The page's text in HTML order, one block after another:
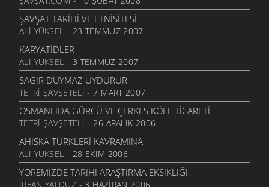
KÜLTÜR VE SANAT - 23 MAYIS 2006
TEŞTININ DIBI
KÜLTÜR VE SANAT- 9 MAYIS 2006
KENDI MÜZEMIZI KENDIMIZ KURALIM
KÜLTÜR VE SANAT- 4 MAYIS 2006
UNUTTUKLARIMIZ...
KÜLTÜR VE SANAT - 28 NISAN 2006
FURUÇ DÜŞÜRDÜM
KÜLTÜR VE SANAT - 13 NISAN 2006
ŞAVŞAT TARIHI VE ETNISITESI
ALI YÜKSEL - 23 TEMMUZ 2007
KARYATIDLER
ALI YÜKSEL - 3 TEMMUZ 2007
SAĞIR DUYMAZ UYDURUR
TETRI ŞAVŞETELI - 7 MART 2007
OSMANLIDA GÜRCÜ VE ÇERKES KÖLE TICARETI
TETRI ŞAVŞETELI - 26 ARALIK 2006
AHISKA TURKLERI KAVRAMINA
ALI YÜKSEL - 28 EKIM 2006
YÖREMIZDE TARIHI ARAŞTIRMA EKSIKLIĞI
İRFAN YALDUZ- 3 HAZIRAN 2006